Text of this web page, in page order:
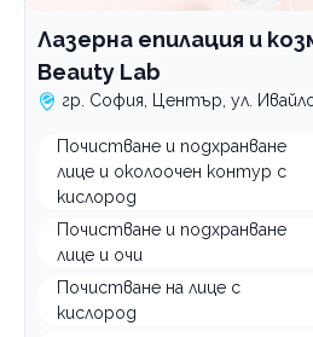
Лазерна епилация и
Beauty Lab
гр. София, Център, ул.
Почистване и подхранване
лице и околоочен контур с
кислород
Почистване и подхранване
лице и очи
Почистване на лице с
кислород